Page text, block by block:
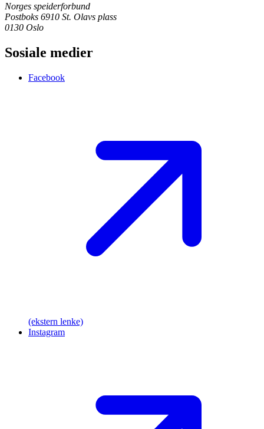
Norges speiderforbund
Postboks 6910 St. Olavs plass
0130 Oslo
Sosiale medier
Facebook
(ekstern lenke)
Instagram